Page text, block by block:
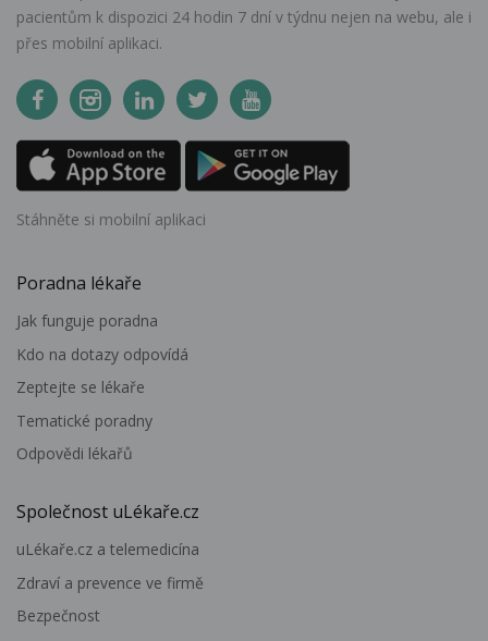
pacientům k dispozici 24 hodin 7 dní v týdnu nejen na webu, ale i
přes mobilní aplikaci.
Stáhněte si mobilní aplikaci
Poradna lékaře
Jak funguje poradna
Kdo na dotazy odpovídá
Zeptejte se lékaře
Tematické poradny
Odpovědi lékařů
Společnost uLékaře.cz
uLékaře.cz a telemedicína
Zdraví a prevence ve firmě
Bezpečnost